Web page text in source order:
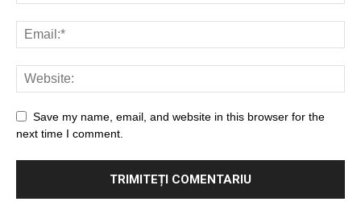
Save my name, email, and website in this browser for the
next time I comment.